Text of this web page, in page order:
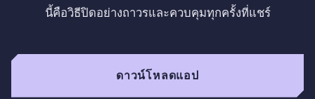
นี้คือวิธีปิดอย่างถาวรและควบคุมทุกครั้งที่แชร์
ดาวน์โหลดแอป